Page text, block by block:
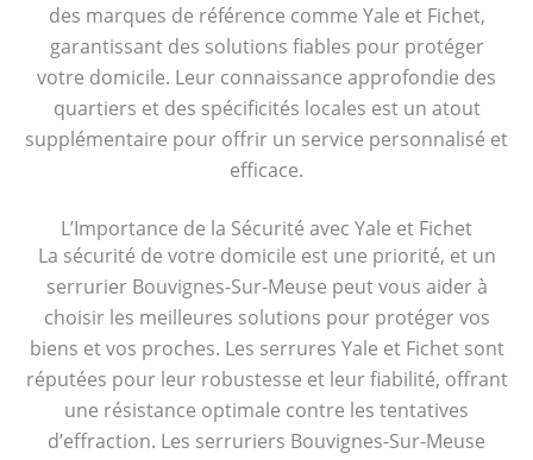
des marques de référence comme Yale et Fichet,
garantissant des solutions fiables pour protéger
votre domicile. Leur connaissance approfondie des
quartiers et des spécificités locales est un atout
supplémentaire pour offrir un service personnalisé et
efficace.
L’Importance de la Sécurité avec Yale et Fichet
La sécurité de votre domicile est une priorité, et un
serrurier Bouvignes-Sur-Meuse peut vous aider à
choisir les meilleures solutions pour protéger vos
biens et vos proches. Les serrures Yale et Fichet sont
réputées pour leur robustesse et leur fiabilité, offrant
une résistance optimale contre les tentatives
d’effraction. Les serruriers Bouvignes-Sur-Meuse